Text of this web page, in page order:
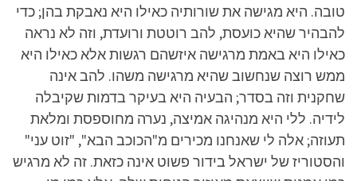
טובה. היא מגישה את שורותיה כאילו היא נאבקת בהן; כדי
להבהיר שהיא כועסת, להב רוטטת ורועדת, וזה לא נראה
כאילו היא באמת מרגישה איזשהם רגשות אלא כאילו היא
ממש רוצה שנחשוב שהיא מרגישה משהו. להב אינה
שחקנית וזה בסדר; הבעיה היא בעיקר בדמות שקיבלה
לידיה. ללי היא מנהיגה אמיצה, נערה מחוספסת ומלאת
תעוזה; אלה לי שאנחנו מכירים מ"הכוכב הבא", "זוט עני"
והסטוריז של ישראל בידור פשוט אינה כזאת. זה לא מרגיש